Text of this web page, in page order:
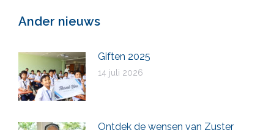
Ander nieuws
Giften 2025
14 juli 2026
Ontdek de wensen van Zuster